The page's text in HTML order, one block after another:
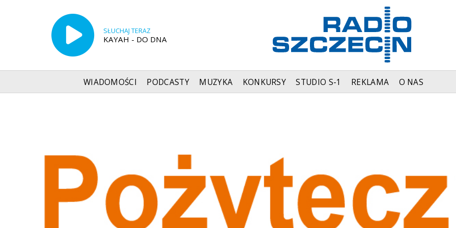
SŁUCHAJ TERAZ
KAYAH - DO DNA
WIADOMOŚCI PODCASTY MUZYKA KONKURSY STUDIO S-1 REKLAMA O NAS